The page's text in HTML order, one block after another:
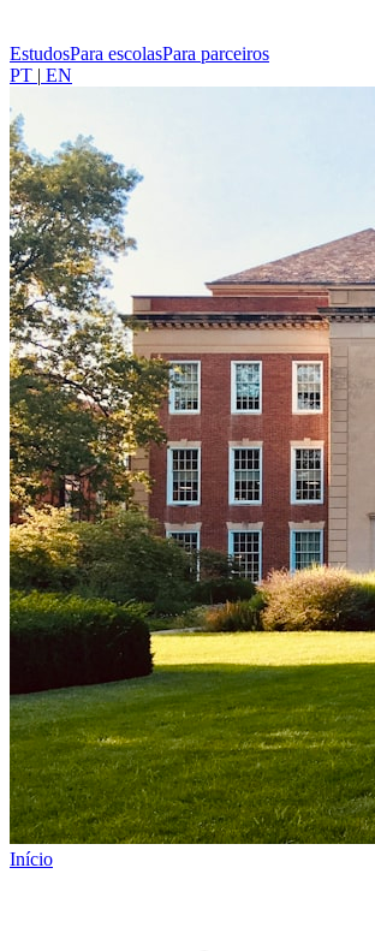
EstudosPara escolasPara parceiros
PT | EN
Início